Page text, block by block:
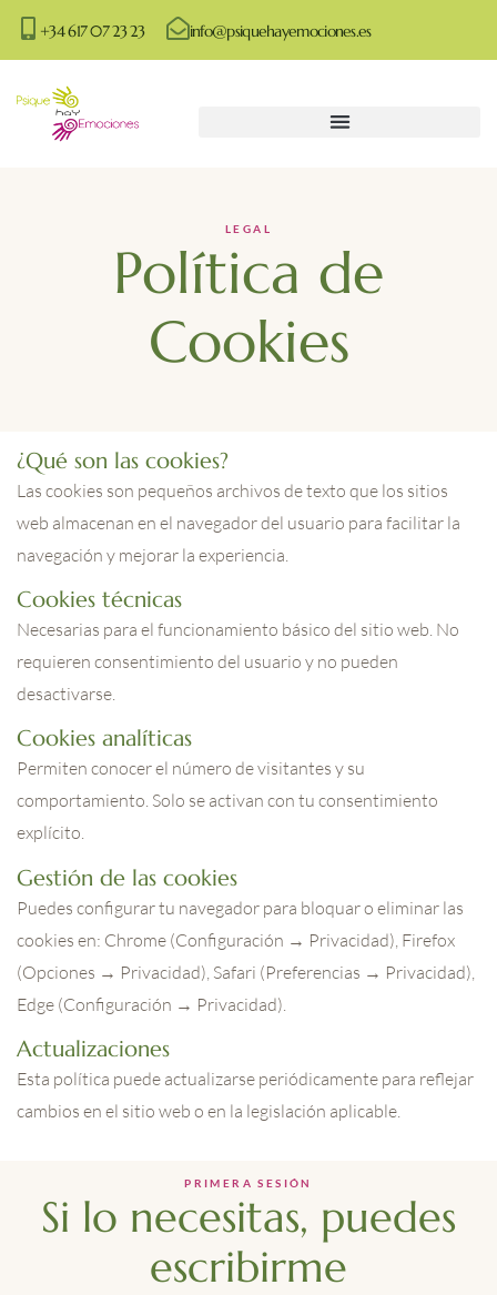
+34 617 07 23 23 info@psiquehayemociones.es
LEGAL
Política de
Cookies
¿Qué son las cookies?
Las cookies son pequeños archivos de texto que los sitios
web almacenan en el navegador del usuario para facilitar la
navegación y mejorar la experiencia.
Cookies técnicas
Necesarias para el funcionamiento básico del sitio web. No
requieren consentimiento del usuario y no pueden
desactivarse.
Cookies analíticas
Permiten conocer el número de visitantes y su
comportamiento. Solo se activan con tu consentimiento
explícito.
Gestión de las cookies
Puedes configurar tu navegador para bloquar o eliminar las
cookies en: Chrome (Configuración → Privacidad), Firefox
(Opciones → Privacidad), Safari (Preferencias → Privacidad),
Edge (Configuración → Privacidad).
Actualizaciones
Esta política puede actualizarse periódicamente para reflejar
cambios en el sitio web o en la legislación aplicable.
PRIMERA SESIÓN
Si lo necesitas, puedes
escribirme